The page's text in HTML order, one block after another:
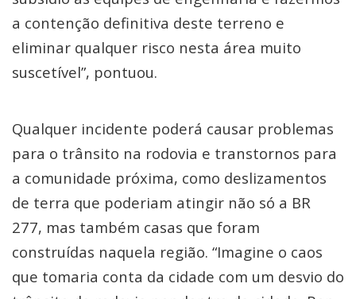
a contenção definitiva deste terreno e
eliminar qualquer risco nesta área muito
suscetível”, pontuou.
Qualquer incidente poderá causar problemas
para o trânsito na rodovia e transtornos para
a comunidade próxima, como deslizamentos
de terra que poderiam atingir não só a BR
277, mas também casas que foram
construídas naquela região. “Imagine o caos
que tomaria conta da cidade com um desvio do